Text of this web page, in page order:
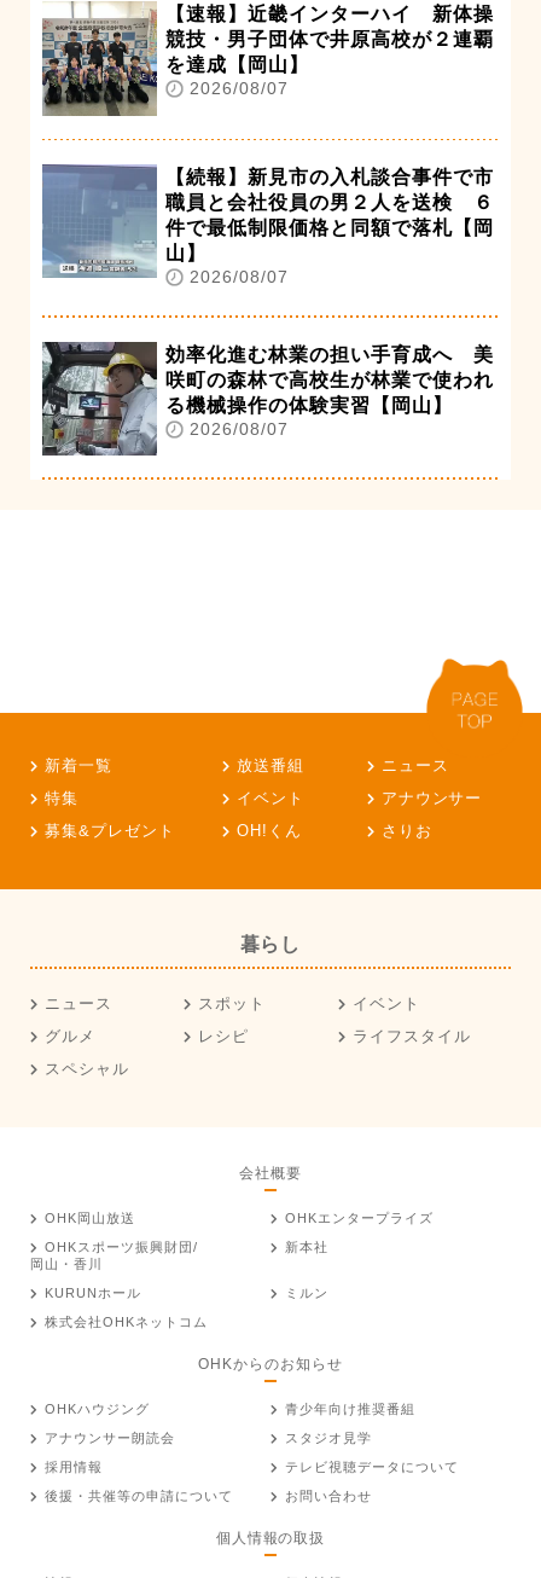
【速報】近畿インターハイ 新体操
競技・男子団体で井原高校が２連覇
を達成【岡山】
2026/08/07
【続報】新見市の入札談合事件で市
職員と会社役員の男２人を送検 ６
件で最低制限価格と同額で落札【岡
山】
2026/08/07
効率化進む林業の担い手育成へ 美
咲町の森林で高校生が林業で使われ
る機械操作の体験実習【岡山】
2026/08/07
新着一覧 放送番組
ニュース
特集
イベント
アナウンサー
募集&プレゼント
OH!くん さりお
暮らし
ニュース スポット
イベント
グルメ
レシピ
ライフスタイル
スペシャル
会社概要
OHK岡山放送
OHKエンタープライズ
OHKスポーツ振興財団/
岡山・香川
新本社
KURUNホール
ミルン
株式会社OHKネットコム
OHKからのお知らせ
OHKハウジング
青少年向け推奨番組
アナウンサー朗読会
スタジオ見学
採用情報
テレビ視聴データについて
後援・共催等の申請について
お問い合わせ
個人情報の取扱